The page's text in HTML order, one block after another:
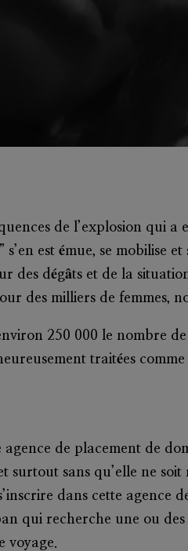
de l’explosion qui
est émue, se mobilise
des dégâts et de la
des milliers de femmes,
250 000 le nombre
traitées
de placement de
surtout sans qu’elle ne
dans cette agence
qui recherche une ou des
voyage.